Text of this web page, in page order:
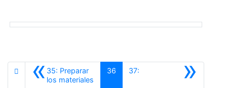
«35: Preparar
los materiales
36 »
37: